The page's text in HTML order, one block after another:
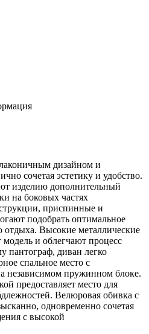
дизайном и
сочетая эстетику и удобство.
изделию дополнительный
на боковых частях
приспинные и
подобрать оптимальное
Высокие металлические
и облегчают процесс
пантограф, диван легко
спальное место с
независимом пружинном блоке.
предоставляет место для
Велюровая обивка с
одновременно сочетая
с высокой